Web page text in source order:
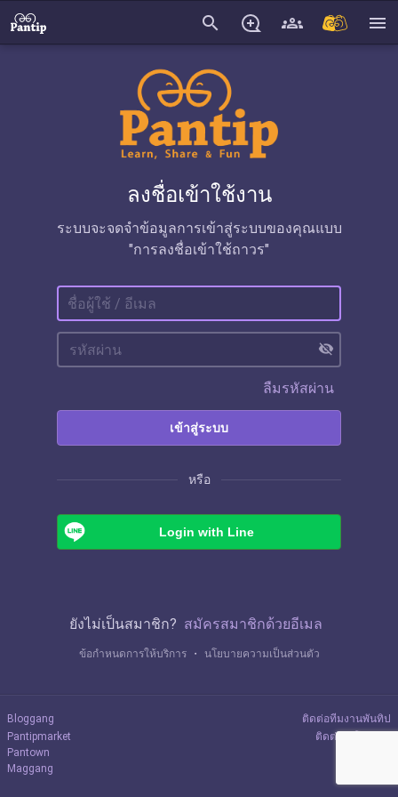
search menu
ลงชื่อเข้าใช้งาน
ระบบจะจดจำข้อมูลการเข้าสู่ระบบของคุณแบบ
"การลงชื่อเข้าใช้ถาวร"
visibility_off
ลืมรหัสผ่าน
เข้าสู่ระบบ
หรือ
Login with Line
ยังไม่เป็นสมาชิก? สมัครสมาชิกด้วยอีเมล
ข้อกำหนดการให้บริการ ・ นโยบายความเป็นส่วนตัว
Bloggang
Pantipmarket
Pantown
Maggang
ติดต่อทีมงานพันทิป
ติดต่อลงโฆษณา